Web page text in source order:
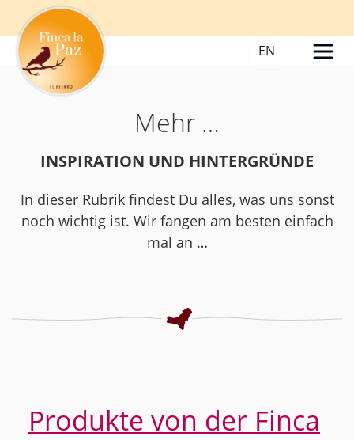
EN
Mehr …
INSPIRATION UND HINTERGRÜNDE
In dieser Rubrik findest Du alles, was uns sonst
noch wichtig ist. Wir fangen am besten einfach
mal an …
Produkte von der Finca